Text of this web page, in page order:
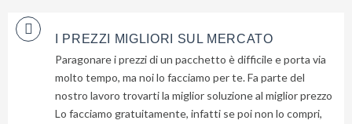
email
invieremo
gratuitamente
I PREZZI MIGLIORI SUL MERCATO
Paragonare i prezzi di un pacchetto è difficile e porta via
molto tempo, ma noi lo facciamo per te. Fa parte del
nostro lavoro trovarti la miglior soluzione al miglior prezzo
Lo facciamo gratuitamente, infatti se poi non lo compri,